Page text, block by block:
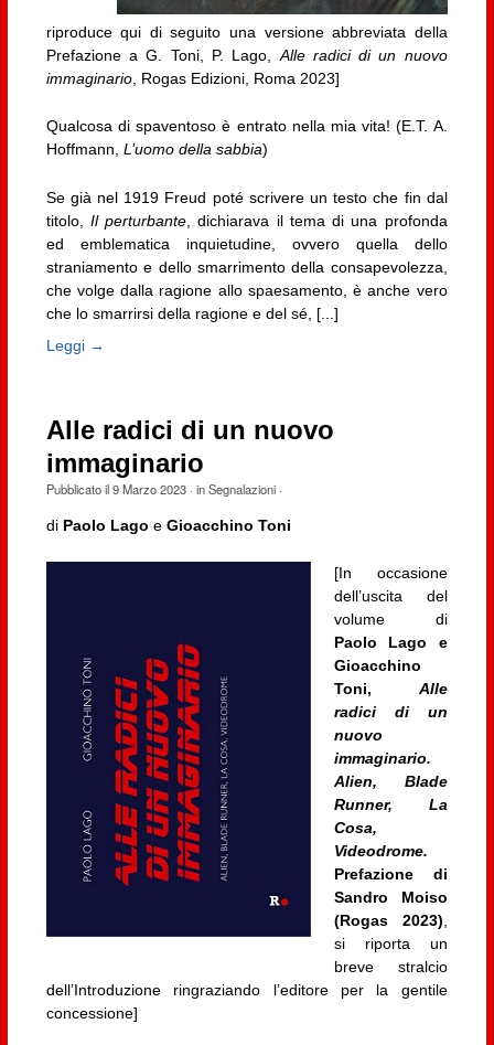
riproduce qui di seguito una versione abbreviata della
Prefazione a G. Toni, P. Lago, Alle radici di un nuovo
immaginario, Rogas Edizioni, Roma 2023]
Qualcosa di spaventoso è entrato nella mia vita! (E.T. A.
Hoffmann, L’uomo della sabbia)
Se già nel 1919 Freud poté scrivere un testo che fin dal
titolo, Il perturbante , dichiarava il tema di una profonda
ed emblematica inquietudine, ovvero quella dello
straniamento e dello smarrimento della consapevolezza,
che volge dalla ragione allo spaesamento, è anche vero
che lo smarrirsi della ragione e del sé, [...]
Leggi →
Alle radici di un nuovo
immaginario
Pubblicato il9 Marzo 2023· inSegnalazioni·
di Paolo Lago e Gioacchino Toni
[In occasione
dell’uscita del
volume di
Paolo Lago e
Gioacchino
Toni, Alle
radici di un
nuovo
immaginario.
Alien, Blade
Runner, La
Cosa,
Videodrome.
Prefazione di
Sandro Moiso
(Rogas 2023),
si riporta un
breve stralcio
dell’Introduzione ringraziando l’editore per la gentile
concessione]